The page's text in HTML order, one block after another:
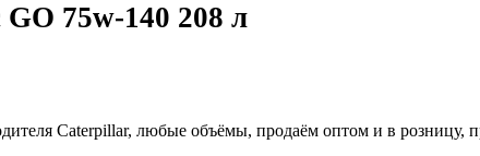
75w-140 208 л
Caterpillar, любые объёмы, продаём оптом и в розницу,